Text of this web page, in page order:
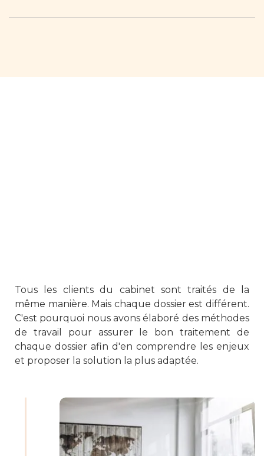
Tous les clients du cabinet sont traités de la
même manière. Mais chaque dossier est différent.
C'est pourquoi nous avons élaboré des méthodes
de travail pour assurer le bon traitement de
chaque dossier afin d'en comprendre les enjeux
et proposer la solution la plus adaptée.